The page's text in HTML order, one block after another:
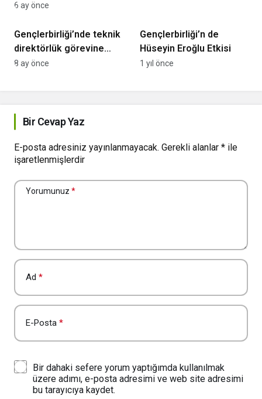
6 ay önce
Gençlerbirliği’nde teknik
direktörlük görevine
Metin Diyadin getirildi
Gençlerbirliği
8 ay önce
Gençlerbirliği’n de
Hüseyin Eroğlu Etkisi
1 yıl önce
Bir Cevap Yaz
E-posta adresiniz yayınlanmayacak. Gerekli alanlar * ile
işaretlenmişlerdir
Yorumunuz *
Ad *
E-Posta *
Bir dahaki sefere yorum yaptığımda kullanılmak
üzere adımı, e-posta adresimi ve web site adresimi
bu tarayıcıya kaydet.